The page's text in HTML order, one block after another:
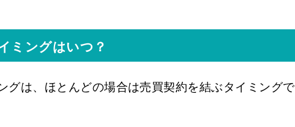
ミングはいつ？
グは、ほとんどの場合は売買契約を結ぶタイミングで